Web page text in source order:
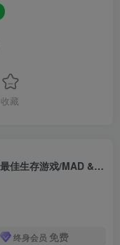
收藏
[单机一键端] Mad & Max：僵尸与恐龙的最佳生存游戏/MAD & MAX: The Best Survival game with Zombi
终身会员 免费